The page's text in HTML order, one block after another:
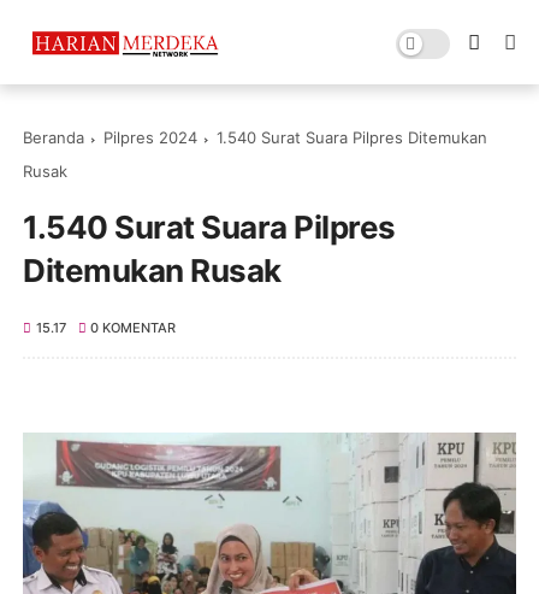
Beranda Pilpres 2024
1.540 Surat Suara Pilpres Ditemukan
Rusak
1.540 Surat Suara Pilpres
Ditemukan Rusak
15.17 0 KOMENTAR